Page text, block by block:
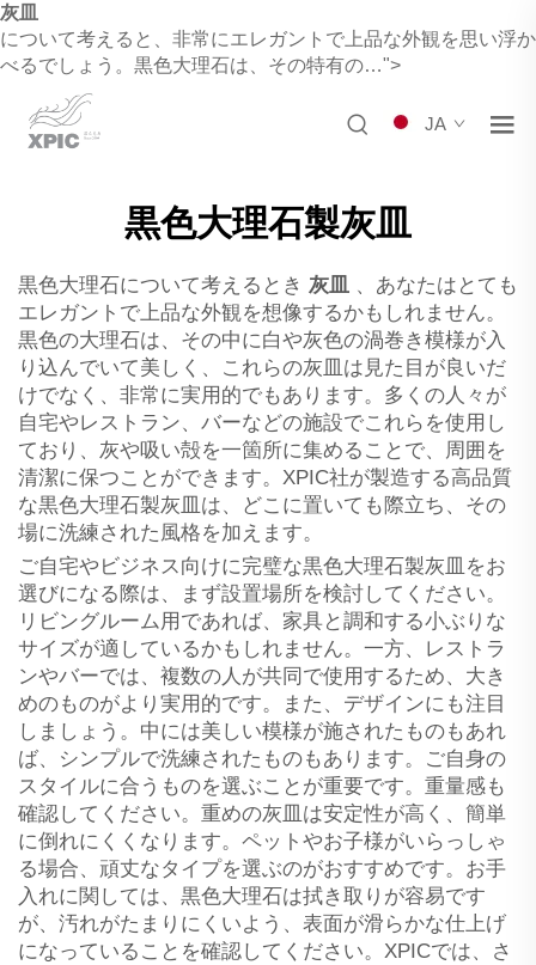
灰皿
について考えると、非常にエレガントで上品な外観を思い浮か
べるでしょう。黒色大理石は、その特有の…">
JA
黒色大理石製灰皿
黒色大理石について考えるとき 灰皿 、あなたはとても
エレガントで上品な外観を想像するかもしれません。
黒色の大理石は、その中に白や灰色の渦巻き模様が入
り込んでいて美しく、これらの灰皿は見た目が良いだ
けでなく、非常に実用的でもあります。多くの人々が
自宅やレストラン、バーなどの施設でこれらを使用し
ており、灰や吸い殻を一箇所に集めることで、周囲を
清潔に保つことができます。XPIC社が製造する高品質
な黒色大理石製灰皿は、どこに置いても際立ち、その
場に洗練された風格を加えます。
ご自宅やビジネス向けに完璧な黒色大理石製灰皿をお
選びになる際は、まず設置場所を検討してください。
リビングルーム用であれば、家具と調和する小ぶりな
サイズが適しているかもしれません。一方、レストラ
ンやバーでは、複数の人が共同で使用するため、大き
めのものがより実用的です。また、デザインにも注目
しましょう。中には美しい模様が施されたものもあれ
ば、シンプルで洗練されたものもあります。ご自身の
スタイルに合うものを選ぶことが重要です。重量感も
確認してください。重めの灰皿は安定性が高く、簡単
に倒れにくくなります。ペットやお子様がいらっしゃ
る場合、頑丈なタイプを選ぶのがおすすめです。お手
入れに関しては、黒色大理石は拭き取りが容易です
が、汚れがたまりにくいよう、表面が滑らかな仕上げ
になっていることを確認してください。XPICでは、さ